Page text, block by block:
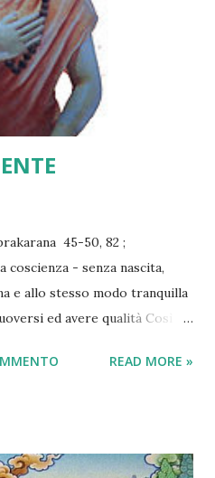
45-50, 82 ;
coscienza - senza nascita,
e allo stesso modo tranquilla
ed avere qualità Così la
ciò non cadono
quando non è in moto
READ MORE »